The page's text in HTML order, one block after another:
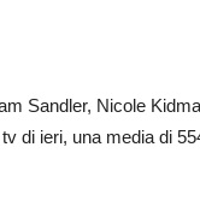
Sandler, Nicole
di ieri, una media di